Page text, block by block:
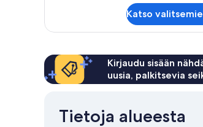
2
Katso
Kirjaudu sisään
uusia, palkitsevia
Tietoja alueesta